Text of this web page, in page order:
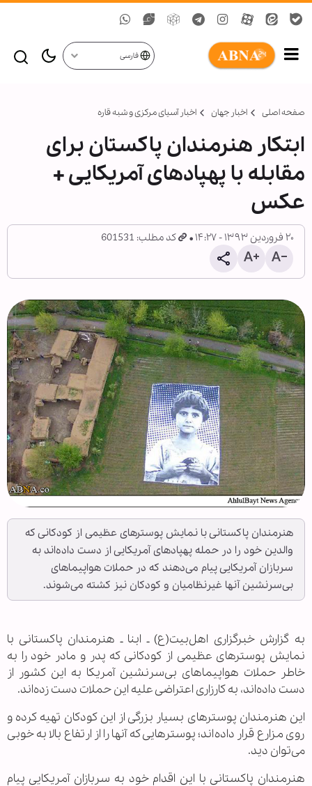
فارسی
صفحه اصلی اخبار جهان اخبار آسیای مرکزی و شبه قاره
ابتکار هنرمندان پاکستان برای
مقابله با پهپادهای آمریکایی +
عکس
۲۰ فروردین ۱۳۹۳ - ۱۴:۲۷ کد مطلب: 601531
هنرمندان پاکستانی با نمایش پوسترهای عظیمی از کودکانی که
والدین خود را در حمله پهپادهای آمریکایی از دست داده‌اند به
سربازان آمریکایی پیام می‌دهند که در حملات هواپیماهای
بی‌سرنشین آنها غیرنظامیان و کودکان نیز کشته می‌شوند.
به گزارش خبرگزاری اهل‌بیت(ع) ـ ابنا ـ هنرمندان پاکستانی با
نمایش پوسترهای عظیمی از کودکانی که پدر و مادر خود را به
خاطر حملات هواپیماهای بی‌سرنشین آمریکا به این کشور از
دست داده‌اند، به کارزاری اعتراضی علیه این حملات دست زده‌اند.
این هنرمندان پوسترهای بسیار بزرگی از این کودکان تهیه کرده و
روی مزارع قرار داده‌اند؛ پوسترهایی که آنها را از ارتفاع بالا به خوبی
می‌توان دید.
هنرمندان پاکستانی با این اقدام خود به سربازان آمریکایی پیام